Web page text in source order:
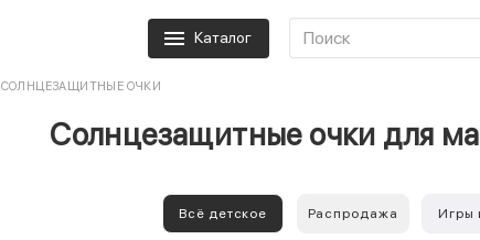
Каталог
СОЛНЦЕЗАЩИТНЫЕ ОЧКИ
Солнцезащитные очки для
Всё детское Распродажа Игры